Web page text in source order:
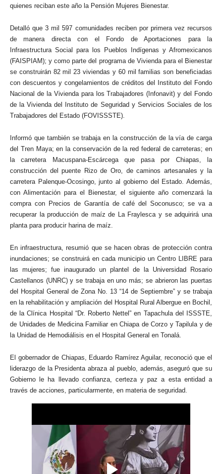
quienes reciban este año la Pensión Mujeres Bienestar.
Detalló que 3 mil 597 comunidades reciben por primera vez recursos
de manera directa con el Fondo de Aportaciones para la
Infraestructura Social para los Pueblos Indígenas y Afromexicanos
(FAISPIAM); y como parte del programa de Vivienda para el Bienestar
se construirán 82 mil 23 viviendas y 60 mil familias son beneficiadas
con descuentos y congelamientos de créditos del Instituto del Fondo
Nacional de la Vivienda para los Trabajadores (Infonavit) y del Fondo
de la Vivienda del Instituto de Seguridad y Servicios Sociales de los
Trabajadores del Estado (FOVISSSTE).
Informó que también se trabaja en la construcción de la vía de carga
del Tren Maya; en la conservación de la red federal de carreteras; en
la carretera Macuspana-Escárcega que pasa por Chiapas, la
construcción del puente Rizo de Oro, de caminos artesanales y la
carretera Palenque-Ocosingo, junto al gobierno del Estado. Además,
con Alimentación para el Bienestar, el siguiente año comenzará la
compra con Precios de Garantía de café del Soconusco; se va a
recuperar la producción de maíz de La Fraylesca y se adquirirá una
planta para producir harina de maíz.
En infraestructura, resumió que se hacen obras de protección contra
inundaciones; se construirá en cada municipio un Centro LIBRE para
las mujeres; fue inaugurado un plantel de la Universidad Rosario
Castellanos (UNRC) y se trabaja en uno más; se abrieron las puertas
del Hospital General de Zona No. 13 “14 de Septiembre” y se trabaja
en la rehabilitación y ampliación del Hospital Rural Albergue en Bochil,
de la Clínica Hospital “Dr. Roberto Nettel” en Tapachula del ISSSTE,
de Unidades de Medicina Familiar en Chiapa de Corzo y Tapilula y de
la Unidad de Hemodiálisis en el Hospital General en Tonalá.
El gobernador de Chiapas, Eduardo Ramírez Aguilar, reconoció que el
liderazgo de la Presidenta abraza al pueblo, además, aseguró que su
Gobierno le ha llevado confianza, certeza y paz a esta entidad a
través de acciones, particularmente, en materia de seguridad.